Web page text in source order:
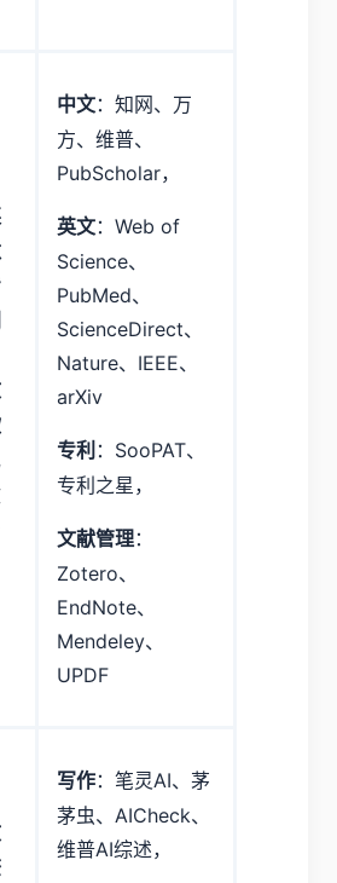
中文：知网、万
方、维普、
PubScholar，
英文：Web of
Science、
PubMed、
ScienceDirect、
Nature、IEEE、
arXiv
专利 ：SooPAT、
专利之星，
文献管理：
Zotero、
EndNote、
Mendeley、
UPDF
写作：笔灵AI、茅
茅虫、AICheck、
维普AI综述，